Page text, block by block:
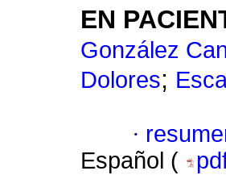
EN
González
Dolores;
·
Español (